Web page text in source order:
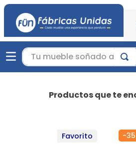
Tu mueble soñado aquí...
Productos que te
Favorito -